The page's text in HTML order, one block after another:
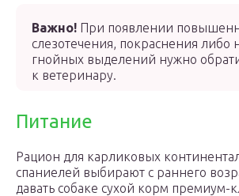
Важно! При появлении
слезотечения, покраснения либо
гнойных выделений нужно
к ветеринару.
Питание
Рацион для карликовых
спаниелей выбирают с раннего
давать собаке сухой корм премиум-